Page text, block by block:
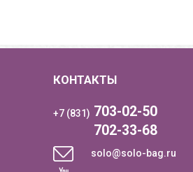
КОНТАКТЫ
+7 (831) 703-02-50
702-33-68
solo@solo-bag.ru